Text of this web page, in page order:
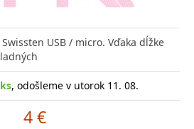
USB / micro. Vďaka dĺžke
, odošleme v utorok 11. 08.
4 €